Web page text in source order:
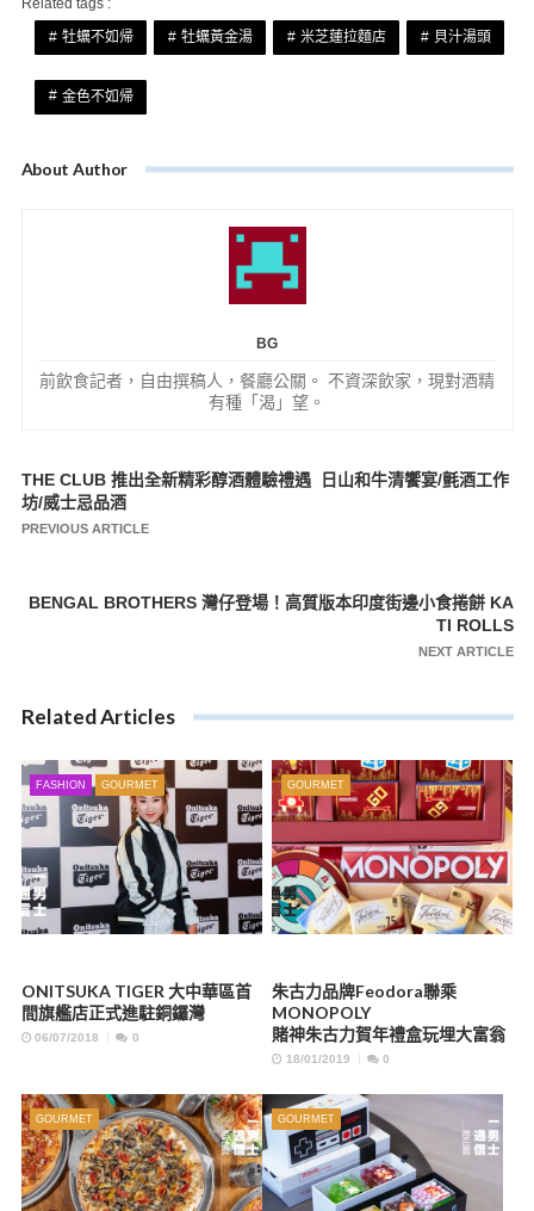
Related tags :
牡蠣不如帰
牡蠣黃金湯 米芝蓮拉麵店 貝汁湯頭
金色不如帰
About Author
BG
前飲食記者，自由撰稿人，餐廳公關。 不資深飲家，現對酒精
有種「渴」望。
文
章
覽
THE CLUB 推出全新精彩醇酒體驗禮遇 日山和牛清饗宴/氈酒工作
坊/威士忌品酒
PREVIOUS ARTICLE
BENGAL BROTHERS 灣仔登場！高質版本印度街邊小食捲餅 KA
TI ROLLS
NEXT ARTICLE
Related Articles
FASHION GOURMET
ONITSUKA TIGER 大中華區首
間旗艦店正式進駐銅鑼灣
06/07/2018 0
GOURMET
朱古力品牌Feodora聯乘
MONOPOLY
賭神朱古力賀年禮盒玩埋大富翁
18/01/2019 0
GOURMET GOURMET